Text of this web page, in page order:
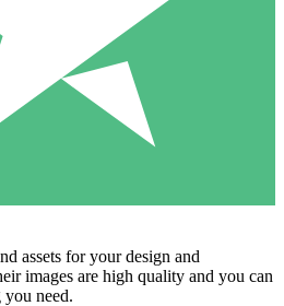
assets for your design and
images are high quality and you can
need.